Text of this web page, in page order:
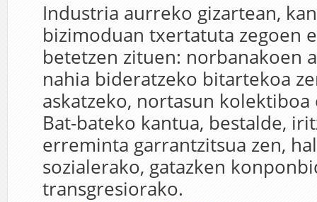
Industria aurreko gizartean,
bizimoduan txertatuta zegoen
betetzen zituen: norbanakoen
nahia bideratzeko bitartekoa
askatzeko, nortasun
Bat-bateko kantua, bestalde,
erreminta garrantzitsua zen,
sozialerako, gatazken
transgresiorako.